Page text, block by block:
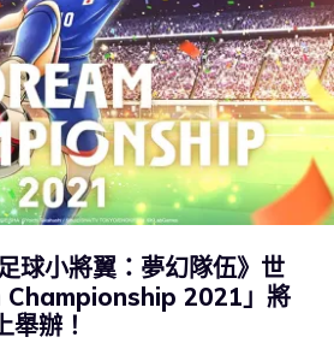
球小將翼：夢幻隊伍》世
Championship 2021」將
辦！